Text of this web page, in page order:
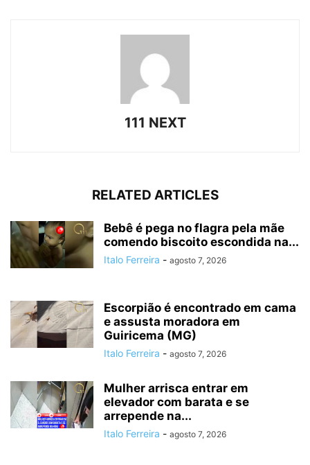
111 NEXT
RELATED ARTICLES
Bebê é pega no flagra pela mãe
comendo biscoito escondida na...
Italo Ferreira - agosto 7, 2026
Escorpião é encontrado em cama
e assusta moradora em
Guiricema (MG)
Italo Ferreira - agosto 7, 2026
Mulher arrisca entrar em
elevador com barata e se
arrepende na...
Italo Ferreira - agosto 7, 2026